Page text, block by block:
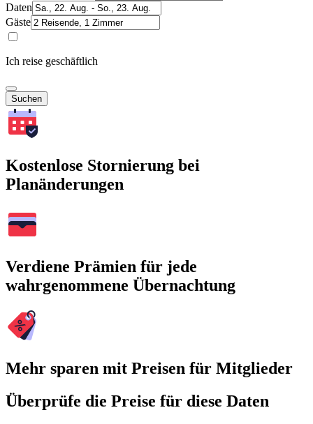
Daten
Gäste
Ich reise geschäftlich
Suchen
Kostenlose Stornierung bei
Planänderungen
Verdiene Prämien für jede
wahrgenommene Übernachtung
Mehr sparen mit Preisen für Mitglieder
Überprüfe die Preise für diese Daten